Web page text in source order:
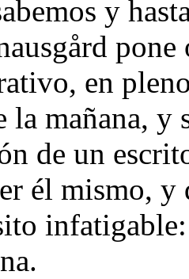
y
en
la mañana, y
de un
él mismo, y